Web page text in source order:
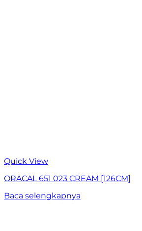
Quick View
ORACAL 651 023 CREAM [126CM]
Baca selengkapnya